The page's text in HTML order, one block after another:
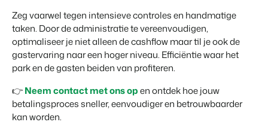
Zeg vaarwel tegen intensieve controles en handmatige
taken. Door de administratie te vereenvoudigen,
optimaliseer je niet alleen de cashflow maar til je ook de
gastervaring naar een hoger niveau. Efficiëntie waar het
park en de gasten beiden van profiteren.
👉Neem contact met ons open ontdek hoe jouw
betalingsproces sneller, eenvoudiger en betrouwbaarder
kan worden.